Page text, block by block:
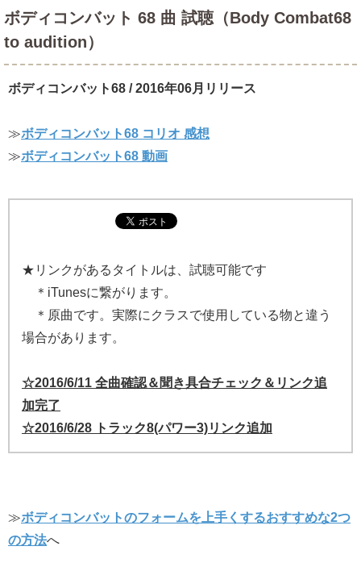
ボディコンバット 68 曲 試聴（Body Combat68
to audition）
ボディコンバット68 / 2016年06月リリース
≫ボディコンバット68 コリオ 感想
≫ボディコンバット68 動画
★リンクがあるタイトルは、試聴可能です
＊iTunesに繋がります。
＊原曲です。実際にクラスで使用している物と違う
場合があります。
☆2016/6/11 全曲確認＆聞き具合チェック＆リンク追
加完了
☆2016/6/28 トラック8(パワー3)リンク追加
≫ボディコンバットのフォームを上手くするおすすめな2つ
の方法へ